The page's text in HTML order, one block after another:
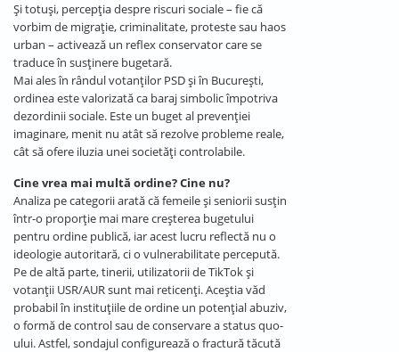
Și totuși, percepția despre riscuri sociale – fie că
vorbim de migrație, criminalitate, proteste sau haos
urban – activează un reflex conservator care se
traduce în susținere bugetară.
Mai ales în rândul votanților PSD și în București,
ordinea este valorizată ca baraj simbolic împotriva
dezordinii sociale. Este un buget al prevenției
imaginare, menit nu atât să rezolve probleme reale,
cât să ofere iluzia unei societăți controlabile.
Cine vrea mai multă ordine? Cine nu?
Analiza pe categorii arată că femeile și seniorii susțin
într-o proporție mai mare creșterea bugetului
pentru ordine publică, iar acest lucru reflectă nu o
ideologie autoritară, ci o vulnerabilitate percepută.
Pe de altă parte, tinerii, utilizatorii de TikTok și
votanții USR/AUR sunt mai reticenți. Aceștia văd
probabil în instituțiile de ordine un potențial abuziv,
o formă de control sau de conservare a status quo-
ului. Astfel, sondajul configurează o fractură tăcută